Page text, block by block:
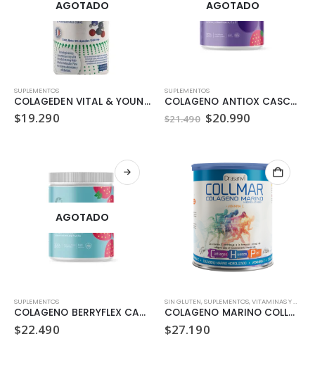
AGOTADO
SUPLEMENTOS
COLAGEDEN VITAL & YOUNG 90 CAPSULAS
$19.290
AGOTADO
SUPLEMENTOS
COLAGENO ANTIOX CASCARA FOODS 300 GR
$21.490 El
precio
$21.490.
$20.990
$20.990.
AGOTADO
SUPLEMENTOS
COLAGENO BERRYFLEX CASCARA FOODS 300 GR
$22.490
SIN GLUTEN,SUPLEMENTOS,VITAMINAS Y MINERALES
COLAGENO MARINO COLLMAR 275 GR
$27.190